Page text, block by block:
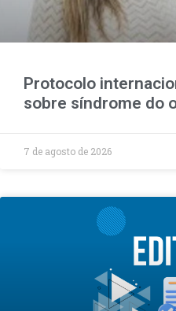
Protocolo
sobre síndrome do
7 de agosto de 2026